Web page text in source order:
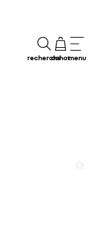
rechercheachatmenu